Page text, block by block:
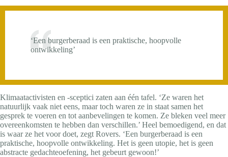
‘Een burgerberaad is een praktische, hoopvolle
ontwikkeling’
Klimaatactivisten en -sceptici zaten aan één tafel. ‘Ze waren het
natuurlijk vaak niet eens, maar toch waren ze in staat samen het
gesprek te voeren en tot aanbevelingen te komen. Ze bleken veel meer
overeenkomsten te hebben dan verschillen.’ Heel bemoedigend, en dat
is waar ze het voor doet, zegt Rovers. ‘Een burgerberaad is een
praktische, hoopvolle ontwikkeling. Het is geen utopie, het is geen
abstracte gedachteoefening, het gebeurt gewoon!’